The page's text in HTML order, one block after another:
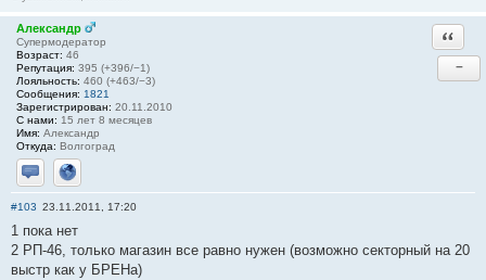
Александр
Супермодератор
Возраст: 46
Репутация: 395 (+396/−1)
Лояльность: 460 (+463/−3)
Сообщения: 1821
Зарегистрирован: 20.11.2010
С нами: 15 лет 8 месяцев
Имя: Александр
Откуда: Волгоград
Отправить личное сообщение
Сайт
−
#103 23.11.2011, 17:20
1 пока нет
2 РП-46, только магазин все равно нужен (возможно секторный на 20
выстр как у БРЕНа)